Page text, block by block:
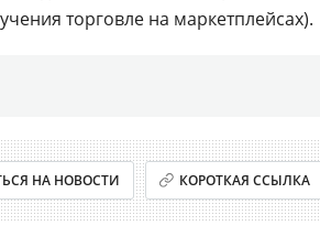
торговле на маркетплейсах).
НА НОВОСТИ КОРОТКАЯ ССЫЛКА